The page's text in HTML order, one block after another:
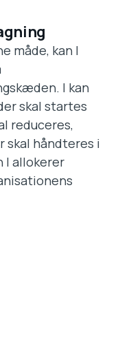
måde, kan I
I kan
skal startes
reduceres,
skal håndteres i
I allokerer